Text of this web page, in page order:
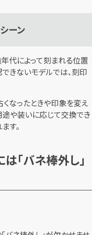
ーン
代によって刻まれる位置
きないモデルでは、刻印
なったときや印象を変え
途や装いに応じて交換でき
す。
「バネ棒外し」